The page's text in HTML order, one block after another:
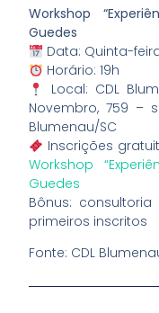
Workshop
Guedes
Data: Quinta-
Horário: 19h
Local: CDL
Novembro, 759 –
Blumenau/SC
Inscrições
Workshop
Guedes
Bônus:
primeiros inscritos
Fonte: CDL